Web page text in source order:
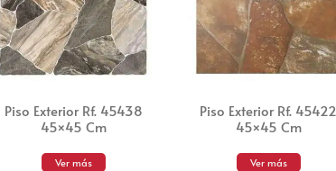
Piso Exterior Rf. 45438
45×45 Cm
Ver más
Piso Exterior Rf. 45422
45×45 Cm
Ver más